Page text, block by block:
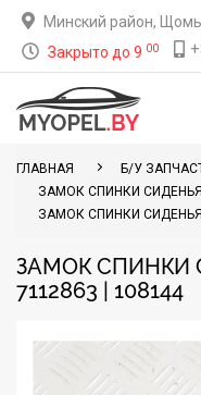
Минский район,
Закрыто до 9 00
ГЛАВНАЯ Б/У
ЗАМОК СПИНКИ СИДЕНЬЯ
ЗАМОК СПИНКИ СИДЕНЬЯ
ЗАМОК СПИНКИ
7112863 | 108144